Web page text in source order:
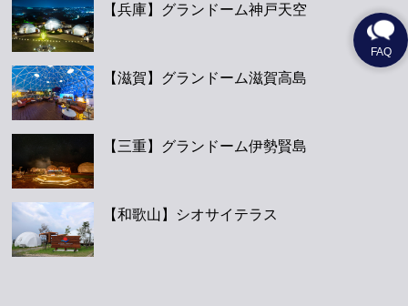
【兵庫】グランドーム神戸天空
【滋賀】グランドーム滋賀高島
【三重】グランドーム伊勢賢島
【和歌山】シオサイテラス